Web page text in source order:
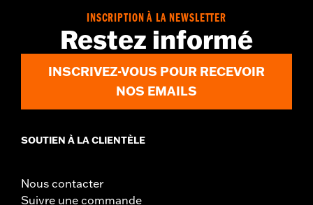
INSCRIPTION À LA NEWSLETTER
Restez informé
INSCRIVEZ-VOUS POUR RECEVOIR
NOS EMAILS
SOUTIEN À LA CLIENTÈLE
Nous contacter
Suivre une commande